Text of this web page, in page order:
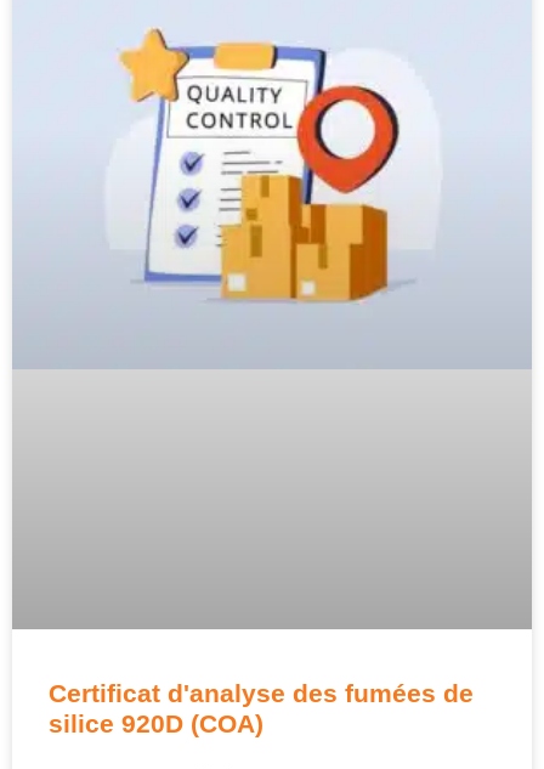
Certificat d'analyse des fumées de
silice 920D (COA)